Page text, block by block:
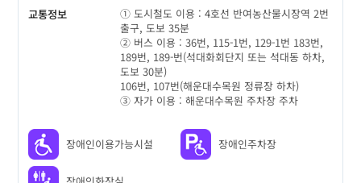
교통정보
① 도시철도 이용 : 4호선 반여농산물시장역 2번
출구, 도보 35분
② 버스 이용 : 36번, 115-1번, 129-1번 183번,
189번, 189-번(석대화회단지 또는 석대동 하차,
도보 30분)
106번, 107번(해운대수목원 정류장 하차)
③ 자가 이용 : 해운대수목원 주차장 주차
장애인이용가능시설 장애인주차장